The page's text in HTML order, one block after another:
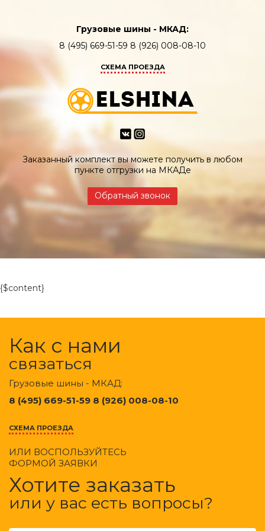
Грузовые шины - МКАД:
8 (495) 669-51-59 8 (926) 008-08-10
СХЕМА ПРОЕЗДА
Заказанный комплект вы можете получить в любом
пункте отгрузки на МКАДе
Обратный звонок
{$content}
Как с нами
связаться
Грузовые шины - МКАД:
8 (495) 669-51-59 8 (926) 008-08-10
СХЕМА ПРОЕЗДА
ИЛИ ВОСПОЛЬЗУЙТЕСЬ
ФОРМОЙ ЗАЯВКИ
Хотите заказать
или у вас есть вопросы?